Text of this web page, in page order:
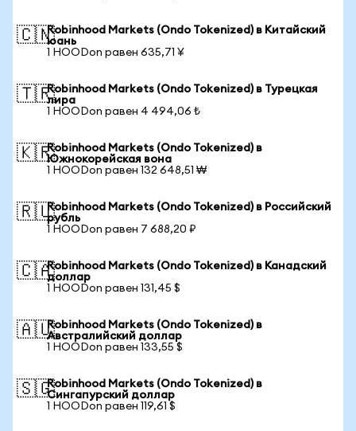
🇨🇳Robinhood Markets (Ondo Tokenized) в Китайский
юань
1 HOODon равен 635,71 ¥
🇹🇷Robinhood Markets (Ondo Tokenized) в Турецкая
лира
1 HOODon равен 4 494,06 ₺
🇰🇷Robinhood Markets (Ondo Tokenized) в
Южнокорейская вона
1 HOODon равен 132 648,51 ₩
🇷🇺Robinhood Markets (Ondo Tokenized) в Российский
рубль
1 HOODon равен 7 688,20 ₽
🇨🇦Robinhood Markets (Ondo Tokenized) в Канадский
доллар
1 HOODon равен 131,45 $
🇦🇺Robinhood Markets (Ondo Tokenized) в
Австралийский доллар
1 HOODon равен 133,55 $
🇸🇬Robinhood Markets (Ondo Tokenized) в
Сингапурский доллар
1 HOODon равен 119,61 $